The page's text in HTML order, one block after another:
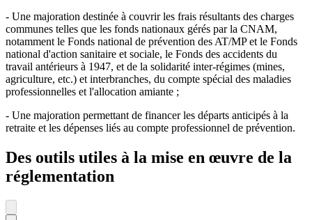
- Une majoration destinée à couvrir les frais résultants des charges
communes telles que les fonds nationaux gérés par la CNAM,
notamment le Fonds national de prévention des AT/MP et le Fonds
national d'action sanitaire et sociale, le Fonds des accidents du
travail antérieurs à 1947, et de la solidarité inter-régimes (mines,
agriculture, etc.) et interbranches, du compte spécial des maladies
professionnelles et l'allocation amiante ;
- Une majoration permettant de financer les départs anticipés à la
retraite et les dépenses liés au compte professionnel de prévention.
Des outils utiles à la mise en œuvre de la
réglementation